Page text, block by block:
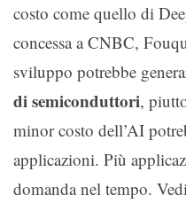
costo come quello di
concessa a CNBC,
sviluppo potrebbe
di semiconduttori,
minor costo dell’AI
applicazioni. Più
domanda nel tempo.